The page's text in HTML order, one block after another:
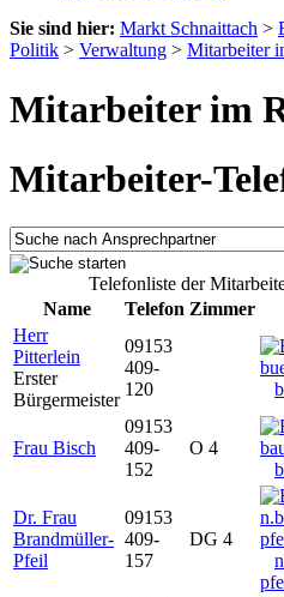
Sie sind hier: Markt Schnaittach >
Politik > Verwaltung > Mitarbeiter
Mitarbeiter im
Mitarbeiter-
Telefonliste der
Name
Telefon Zimmer
Herr
Pitterlein
Erster
Bürgermeister
09153
409-
120
Frau Bisch
09153
409-
152
O 4
Dr. Frau
Brandmüller-
Pfeil
09153
409-
157
DG 4